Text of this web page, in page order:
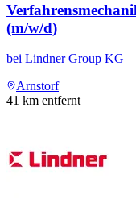
(m/w/d)
bei Lindner Group KG
Arnstorf
41 km entfernt